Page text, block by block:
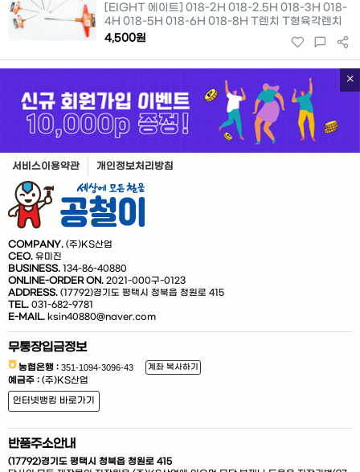
[EIGHT 에이트] 018-2H 018-2.5H 018-3H 018-
4H 018-5H 018-6H 018-8H T렌치 T형육각렌치
4,500원
서비스이용약관 개인정보처리방침
COMPANY. (주)KS산업
CEO. 유미진
BUSINESS. 134-86-40880
ONLINE-ORDER ON. 2021-000구-0123
ADDRESS. (17792)경기도 평택시 청북읍 청원로 415
TEL. 031-682-9781
E-MAIL. ksin40880@naver.com
무통장입금정보
농협은행 : 계좌 복사하기
예금주 : (주)KS산업
인터넷뱅킹 바로가기
반품주소안내
(17792)경기도 평택시 청북읍 청원로 415